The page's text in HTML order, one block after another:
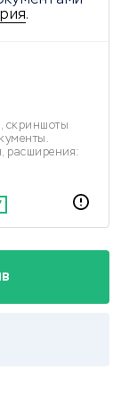
.
скриншоты
расширения: